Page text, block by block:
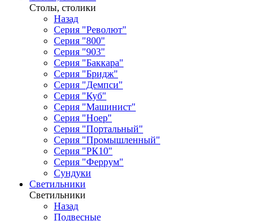
Столы, столики
Назад
Серия "Револют"
Серия "800"
Серия "903"
Серия "Баккара"
Серия "Бридж"
Серия "Демпси"
Серия "Куб"
Серия "Машинист"
Серия "Ноер"
Серия "Портальный"
Серия "Промышленный"
Серия "РК10"
Серия "Феррум"
Сундуки
Светильники
Светильники
Назад
Подвесные